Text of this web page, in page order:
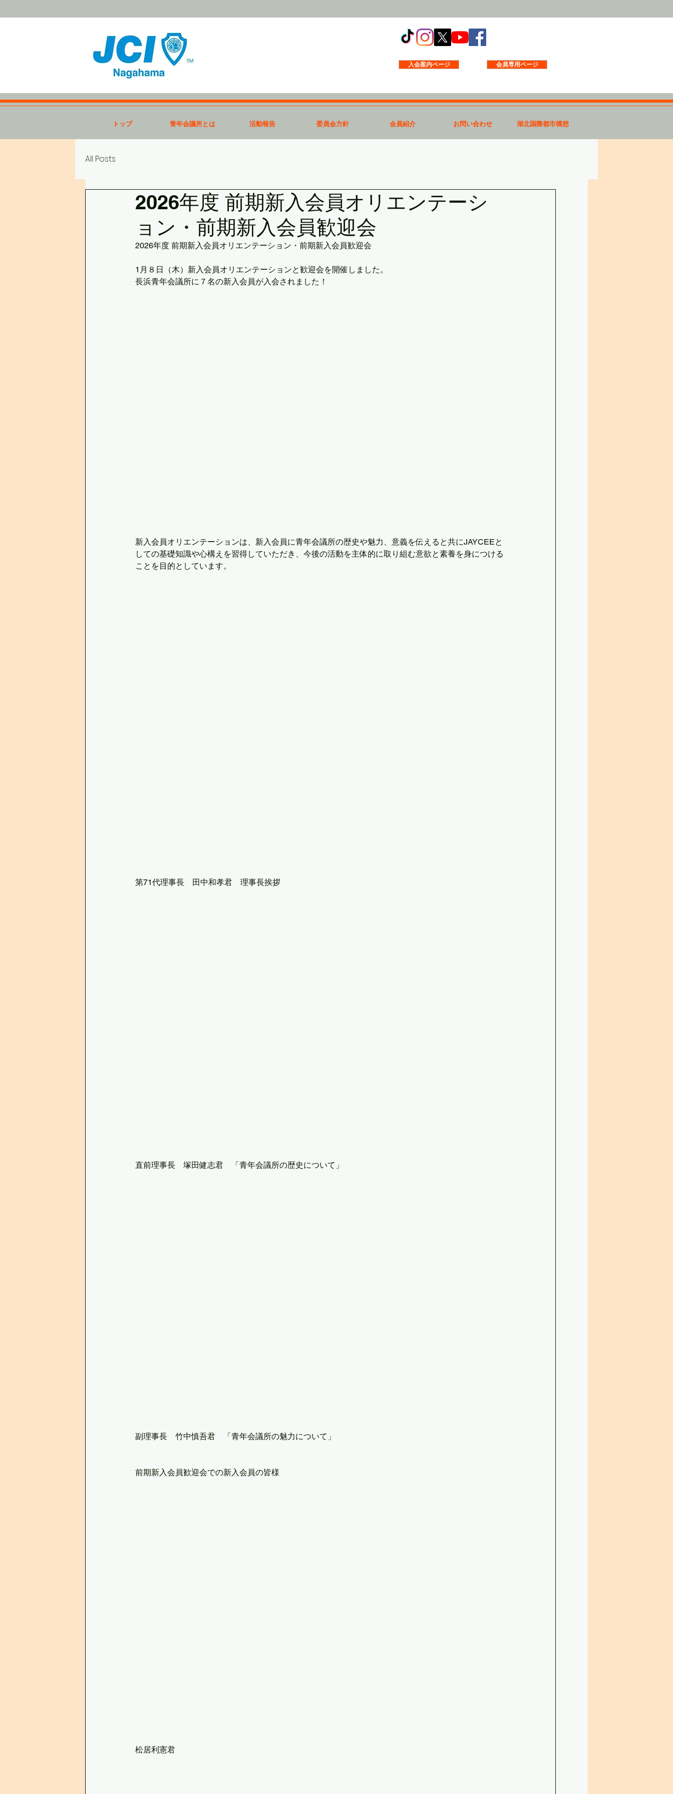
入会案内ページ 会員専用ページ
トップ 青年会議所とは 活動報告 委員会方針 会員紹介 お問い合わせ 湖北国際都市構想
All Posts
2026年度 前期新入会員オリエンテーシ
ョン・前期新入会員歓迎会
2026年度 前期新入会員オリエンテーション・前期新入会員歓迎会
1月８日（木）新入会員オリエンテーションと歓迎会を開催しました。
長浜青年会議所に７名の新入会員が入会されました！
新入会員オリエンテーションは、新入会員に青年会議所の歴史や魅力、意義を伝えると共にJAYCEEと
しての基礎知識や心構えを習得していただき、今後の活動を主体的に取り組む意欲と素養を身につける
ことを目的としています。
第71代理事長　田中和孝君　理事長挨拶
直前理事長　塚田健志君　「青年会議所の歴史について」
副理事長　竹中慎吾君　「青年会議所の魅力について」
前期新入会員歓迎会での新入会員の皆様
松居利憲君